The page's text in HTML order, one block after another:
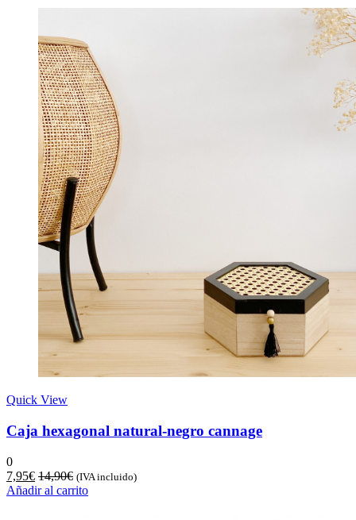
Quick View
Caja hexagonal natural-negro cannage
0
7,95€ 14,90€ (IVA incluido)
Añadir al carrito